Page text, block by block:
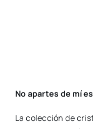
No apartes de mí
La colección de